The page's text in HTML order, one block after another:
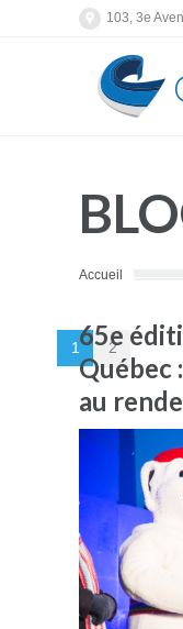
103, 3e
You are here:
Accueil
65e
Québec
au
1 2